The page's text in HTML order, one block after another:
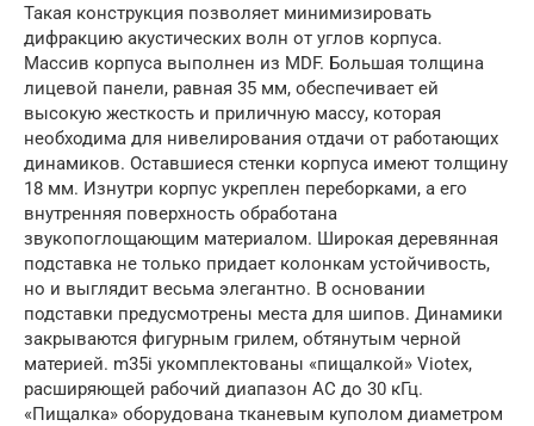
Такая конструкция позволяет минимизировать
дифракцию акустических волн от углов корпуса.
Массив корпуса выполнен из MDF. Большая толщина
лицевой панели, равная 35 мм, обеспечивает ей
высокую жесткость и приличную массу, которая
необходима для нивелирования отдачи от работающих
динамиков. Оставшиеся стенки корпуса имеют толщину
18 мм. Изнутри корпус укреплен переборками, а его
внутренняя поверхность обработана
звукопоглощающим материалом. Широкая деревянная
подставка не только придает колонкам устойчивость,
но и выглядит весьма элегантно. В основании
подставки предусмотрены места для шипов. Динамики
закрываются фигурным грилем, обтянутым черной
материей. m35i укомплектованы «пищалкой» Viotex,
расширяющей рабочий диапазон АС до 30 кГц.
«Пищалка» оборудована тканевым куполом диаметром